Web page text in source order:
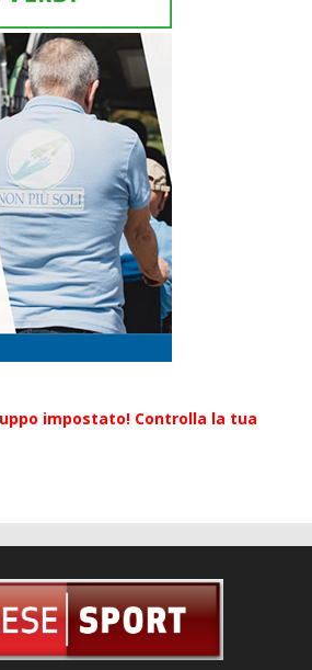
impostato! Controlla la tua